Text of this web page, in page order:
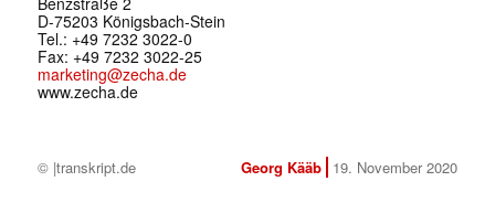
D-75203 Königsbach-Stein
Tel.: +49 7232 3022-0
Fax: +49 7232 3022-25
marketing@zecha.de
www.zecha.de
© |transkript.de Georg Kääb 19. November 2020